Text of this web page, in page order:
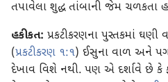
તપાવેલા શુદ્ધ તાંબાની જેમ ચળકતા
હકીકત: પ્રકટીકરણના પુસ્તકમાં ઘણી
(પ્રકટીકરણ ૧:૧) ઈસુના વાળ અને
દેખાવ વિશે નથી. પણ એ દર્શાવે છે કે